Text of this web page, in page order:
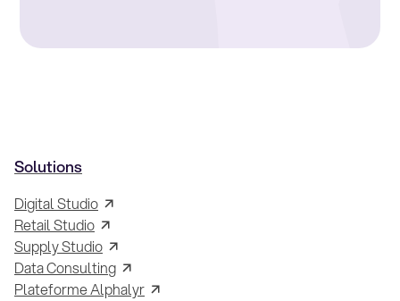
Solutions
Digital Studio
Retail Studio
Supply Studio
Data Consulting
Plateforme Alphalyr